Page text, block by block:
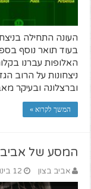
העונה התחילה
בעוד תואר נוסף
האלופות עברנו
ניצחונות על הרוב
וברצלונה ובעיקר
המשך לקרוא »
המסע של אביב
אביב בצון 12 בינואר 2017